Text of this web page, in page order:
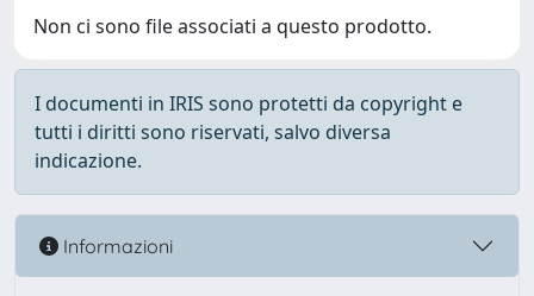
Non ci sono file associati a questo prodotto.
I documenti in IRIS sono protetti da copyright e
tutti i diritti sono riservati, salvo diversa
indicazione.
Informazioni